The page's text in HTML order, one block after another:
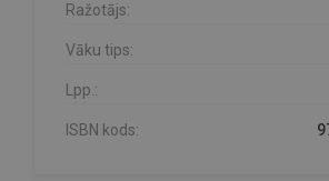
Ražotājs:
Vāku tips:
Lpp.:
ISBN kods: